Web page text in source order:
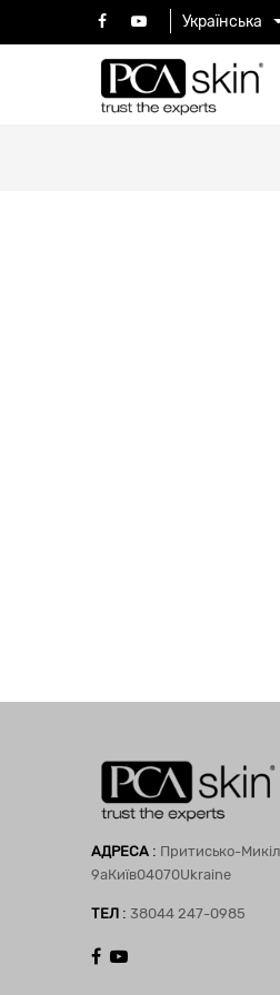
Українська
АДРЕСА : Притисько-
9аКиїв04070Ukraine
ТЕЛ :38044 247-0985